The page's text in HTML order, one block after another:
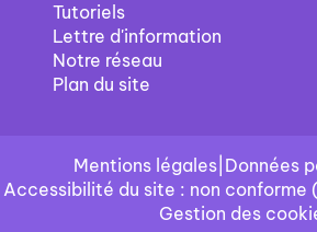
Tutoriels
Lettre d'information
Notre réseau
Plan du site
Mentions légales| Données
Accessibilité du site : non
Gestion des